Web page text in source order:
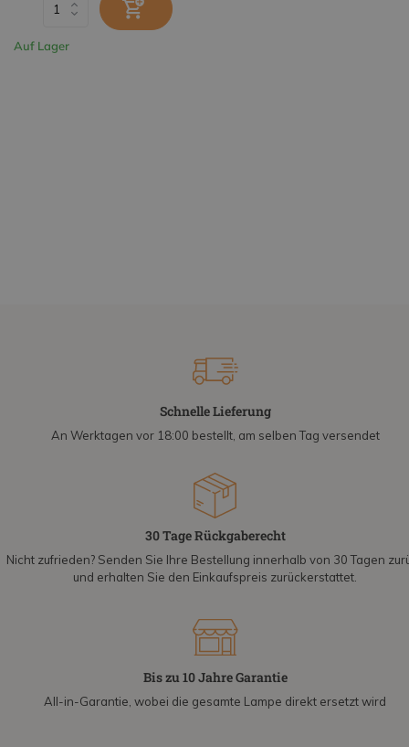
Auf Lager
Schnelle Lieferung
An Werktagen vor 18:00 bestellt, am selben Tag versendet
30 Tage Rückgaberecht
Nicht zufrieden? Senden Sie Ihre Bestellung innerhalb von 30 Tagen
und erhalten Sie den Einkaufspreis zurückerstattet.
Bis zu 10 Jahre Garantie
All-in-Garantie, wobei die gesamte Lampe direkt ersetzt wird